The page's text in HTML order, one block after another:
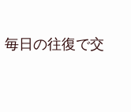
日の往復で交